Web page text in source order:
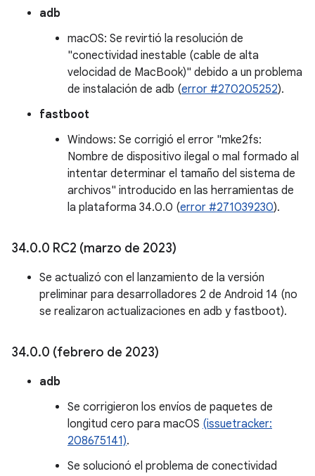
adb
macOS: Se revirtió la resolución de
"conectividad inestable (cable de alta
velocidad de MacBook)" debido a un problema
de instalación de adb (error #270205252).
fastboot
Windows: Se corrigió el error "mke2fs:
Nombre de dispositivo ilegal o mal formado al
intentar determinar el tamaño del sistema de
archivos" introducido en las herramientas de
la plataforma 34.0.0 (error #271039230).
34.0.0 RC2 (marzo de 2023)
Se actualizó con el lanzamiento de la versión
preliminar para desarrolladores 2 de Android 14 (no
se realizaron actualizaciones en adb y fastboot).
34.0.0 (febrero de 2023)
adb
Se corrigieron los envíos de paquetes de
longitud cero para macOS (issuetracker:
208675141).
Se solucionó el problema de conectividad